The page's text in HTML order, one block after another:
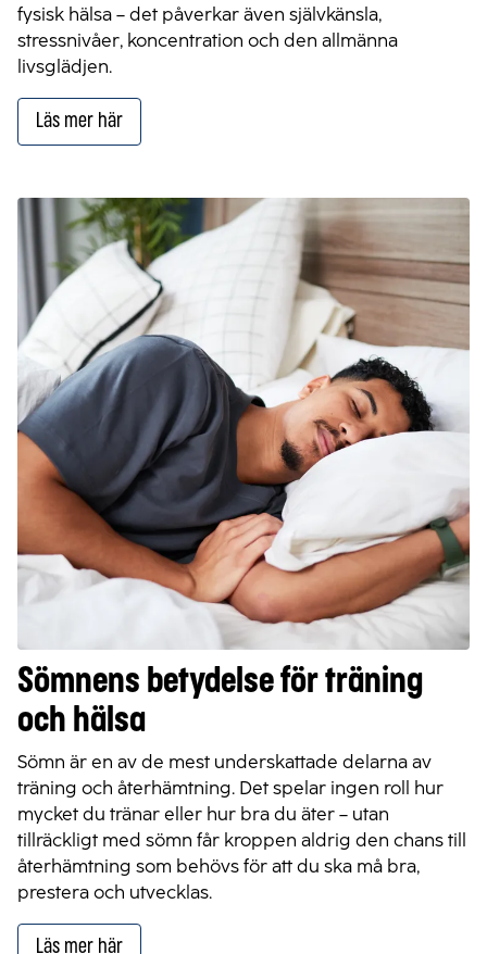
fysisk hälsa – det påverkar även självkänsla,
stressnivåer, koncentration och den allmänna
livsglädjen.
Läs mer här
Sömnens betydelse för träning
och hälsa
Sömn är en av de mest underskattade delarna av
träning och återhämtning. Det spelar ingen roll hur
mycket du tränar eller hur bra du äter – utan
tillräckligt med sömn får kroppen aldrig den chans till
återhämtning som behövs för att du ska må bra,
prestera och utvecklas.
Läs mer här